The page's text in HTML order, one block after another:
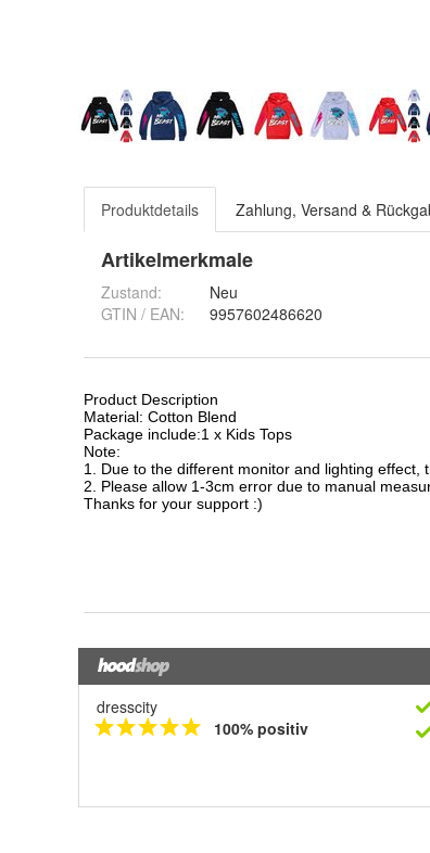
Produktdetails Zahlung, Versand &
Artikelmerkmale
Zustand:
Neu
GTIN / EAN:
9957602486620
dresscity
100% positiv